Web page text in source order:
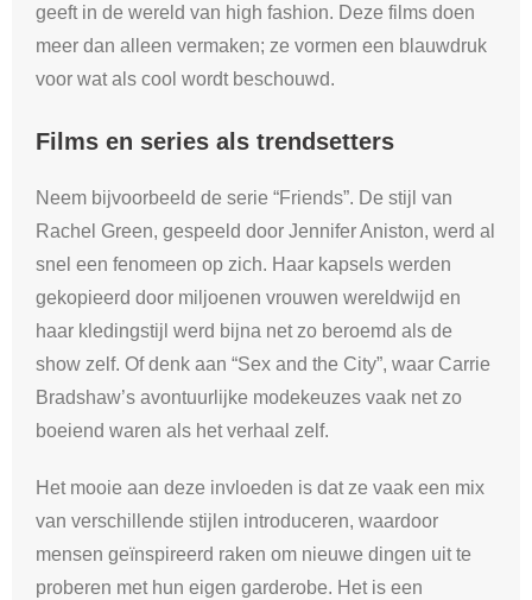
geeft in de wereld van high fashion. Deze films doen
meer dan alleen vermaken; ze vormen een blauwdruk
voor wat als cool wordt beschouwd.
Films en series als trendsetters
Neem bijvoorbeeld de serie “Friends”. De stijl van
Rachel Green, gespeeld door Jennifer Aniston, werd al
snel een fenomeen op zich. Haar kapsels werden
gekopieerd door miljoenen vrouwen wereldwijd en
haar kledingstijl werd bijna net zo beroemd als de
show zelf. Of denk aan “Sex and the City”, waar Carrie
Bradshaw’s avontuurlijke modekeuzes vaak net zo
boeiend waren als het verhaal zelf.
Het mooie aan deze invloeden is dat ze vaak een mix
van verschillende stijlen introduceren, waardoor
mensen geïnspireerd raken om nieuwe dingen uit te
proberen met hun eigen garderobe. Het is een